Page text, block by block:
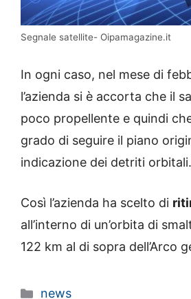
Segnale satellite- Oipamagazine.it
In ogni caso, nel mese di
l’azienda si è accorta che il
poco propellente e quindi
grado di seguire il piano
indicazione dei detriti orbitali.
Così l’azienda ha scelto di
all’interno di un’orbita di
122 km al di sopra dell’Arco
Categorie
news